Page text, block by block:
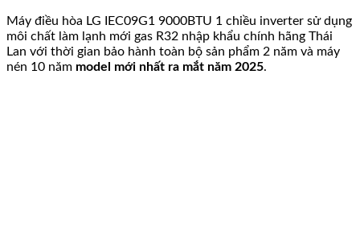
IEC09G1
số
lượng
Máy điều hòa LG IEC09G1 9000BTU 1 chiều inverter sử dụng
môi chất làm lạnh mới gas R32 nhập khẩu chính hãng Thái
Lan với thời gian bảo hành toàn bộ sản phẩm 2 năm và máy
nén 10 năm model mới nhất ra mắt năm 2025.